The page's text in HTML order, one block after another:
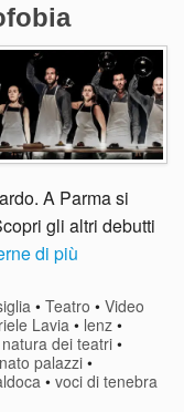
A Parma si
gli altri debutti
di più
• Teatro • Video
Lavia • lenz •
natura dei teatri •
palazzi•
• voci di tenebra